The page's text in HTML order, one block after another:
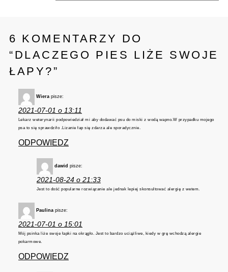
6 KOMENTARZY DO
“ DLACZEGO PIES LIŻE SWOJE
ŁAPY?”
Wiera pisze:
2021-07-01 o 13:11
Lekarz weterynarii podpowiedział mi aby dodawać psu do miski z wodą wapno.W przypadku mojego
psa to się sprawdziło .Lizanie łap się zdarza ale sporadycznie.
ODPOWIEDZ
dawid pisze:
2021-08-24 o 21:33
Jest to dość popularne rozwiązanie ale jednak lepiej skonsultować alergię z wetem.
Paulina pisze:
2021-07-01 o 15:01
Mój psinka liże swoje łapki na okrągło. Jest to bardzo uciążliwe, kiedy w grę wchodzą alergie
pokarmowe.
ODPOWIEDZ